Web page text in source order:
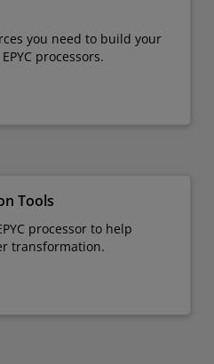
you need to build your
processors.
Tools
processor to help
transformation.